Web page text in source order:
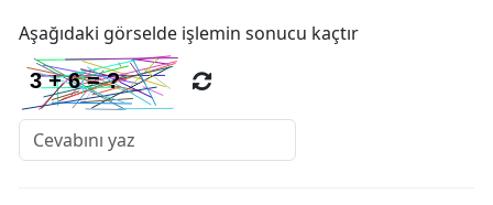
Aşağıdaki görselde işlemin sonucu kaçtır